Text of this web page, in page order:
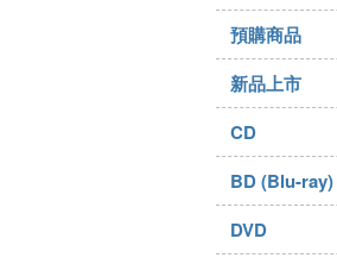
STRAY
預購商品
新品上市
CD
BD (Blu-ray)
DVD